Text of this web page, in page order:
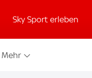
Sky Sport erleben
Mehr